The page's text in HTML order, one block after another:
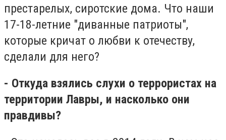
престарелых, сиротские дома. Что наши
17-18-летние "диванные патриоты",
которые кричат о любви к отечеству,
сделали для него?
- Откуда взялись слухи о террористах на
территории Лавры, и насколько они
правдивы?